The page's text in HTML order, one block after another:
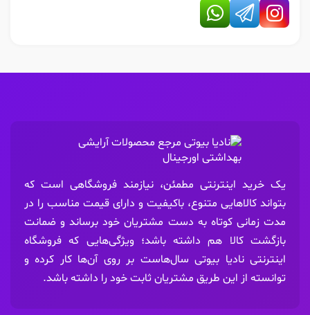
یک خرید اینترنتی مطمئن، نیازمند فروشگاهی است که
بتواند کالاهایی متنوع، باکیفیت و دارای قیمت مناسب را در
مدت زمانی کوتاه به دست مشتریان خود برساند و ضمانت
بازگشت کالا هم داشته باشد؛ ویژگی‌هایی که فروشگاه
اینترنتی نادیا بیوتی سال‌هاست بر روی آن‌ها کار کرده و
توانسته از این طریق مشتریان ثابت خود را داشته باشد.